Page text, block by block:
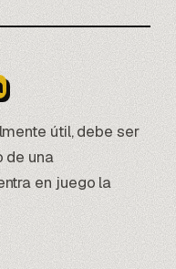
útil, debe ser
de una
en juego la